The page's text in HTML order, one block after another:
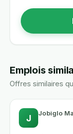
Emplois
Offres similaires
J Jobiglo